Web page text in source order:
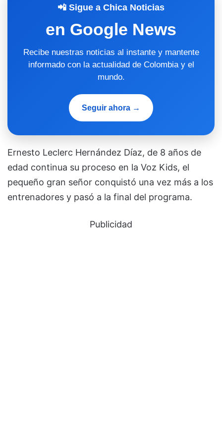
📲 Sigue a Chica Noticias
en Google News
Recibe nuestras noticias al instante y mantente
informado con la actualidad de Colombia y el
mundo.
Seguir ahora →
Ernesto Leclerc Hernández Díaz, de 8 años de
edad continua su proceso en la Voz Kids, el
pequeño gran señor conquistó una vez más a los
entrenadores y pasó a la final del programa.
Publicidad